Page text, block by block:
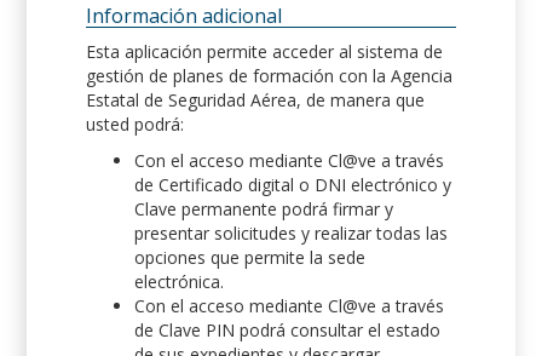
Información adicional
Esta aplicación permite acceder al sistema de
gestión de planes de formación con la Agencia
Estatal de Seguridad Aérea, de manera que
usted podrá:
Con el acceso mediante Cl@ve a través
de Certificado digital o DNI electrónico y
Clave permanente podrá firmar y
presentar solicitudes y realizar todas las
opciones que permite la sede
electrónica.
Con el acceso mediante Cl@ve a través
de Clave PIN podrá consultar el estado